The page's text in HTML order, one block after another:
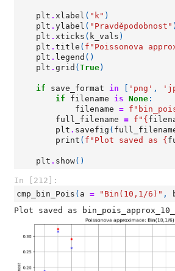
plt . xlabel ( "k" )
plt . ylabel ( "Pravděpodobnost" )
plt . xticks ( k_vals )
plt . title ( f "Poissonova
plt . legend ()
plt . grid ( True)
if save_format in 'png' ,
if
filename is None :
filename = f
full_filename = f " {
plt . savefig (
print ( f "Plot saved as {
plt . show()
In [212]:
cmp_bin_Pois ( a = "Bin(10,1/6)" ,